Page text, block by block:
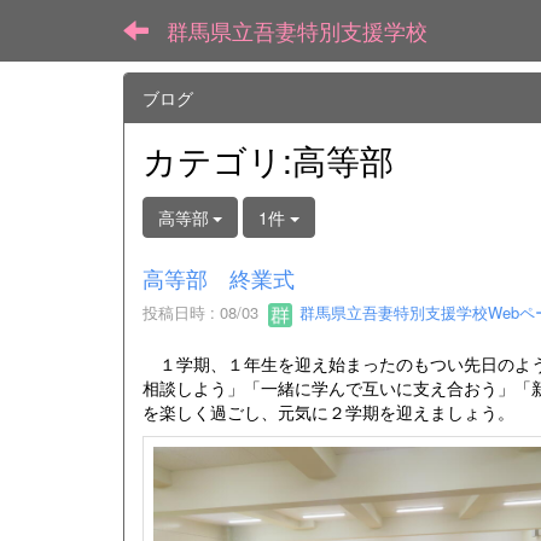
群馬県立吾妻特別支援学校
ブログ
カテゴリ:高等部
高等部 1件
高等部 終業式
投稿日時 : 08/03 群馬県立吾妻特別支援学校Webペ
１学期、１年生を迎え始まったのもつい先日のよ
相談しよう」「一緒に学んで互いに支え合おう」
を楽しく過ごし、元気に２学期を迎えましょう。